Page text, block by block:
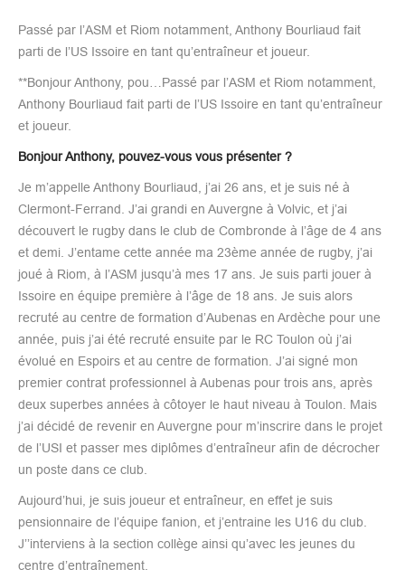
Passé par l’ASM et Riom notamment, Anthony Bourliaud fait
parti de l’US Issoire en tant qu’entraîneur et joueur.
**Bonjour Anthony, pou…Passé par l’ASM et Riom notamment,
Anthony Bourliaud fait parti de l’US Issoire en tant qu’entraîneur
et joueur.
Bonjour Anthony, pouvez-vous vous présenter ?
Je m’appelle Anthony Bourliaud, j’ai 26 ans, et je suis né à
Clermont-Ferrand. J’ai grandi en Auvergne à Volvic, et j’ai
découvert le rugby dans le club de Combronde à l’âge de 4 ans
et demi. J’entame cette année ma 23ème année de rugby, j’ai
joué à Riom, à l’ASM jusqu’à mes 17 ans. Je suis parti jouer à
Issoire en équipe première à l’âge de 18 ans. Je suis alors
recruté au centre de formation d’Aubenas en Ardèche pour une
année, puis j’ai été recruté ensuite par le RC Toulon où j’ai
évolué en Espoirs et au centre de formation. J’ai signé mon
premier contrat professionnel à Aubenas pour trois ans, après
deux superbes années à côtoyer le haut niveau à Toulon. Mais
j’ai décidé de revenir en Auvergne pour m’inscrire dans le projet
de l’USI et passer mes diplômes d’entraîneur afin de décrocher
un poste dans ce club.
Aujourd’hui, je suis joueur et entraîneur, en effet je suis
pensionnaire de l’équipe fanion, et j’entraine les U16 du club.
J’’interviens à la section collège ainsi qu’avec les jeunes du
centre d’entraînement.